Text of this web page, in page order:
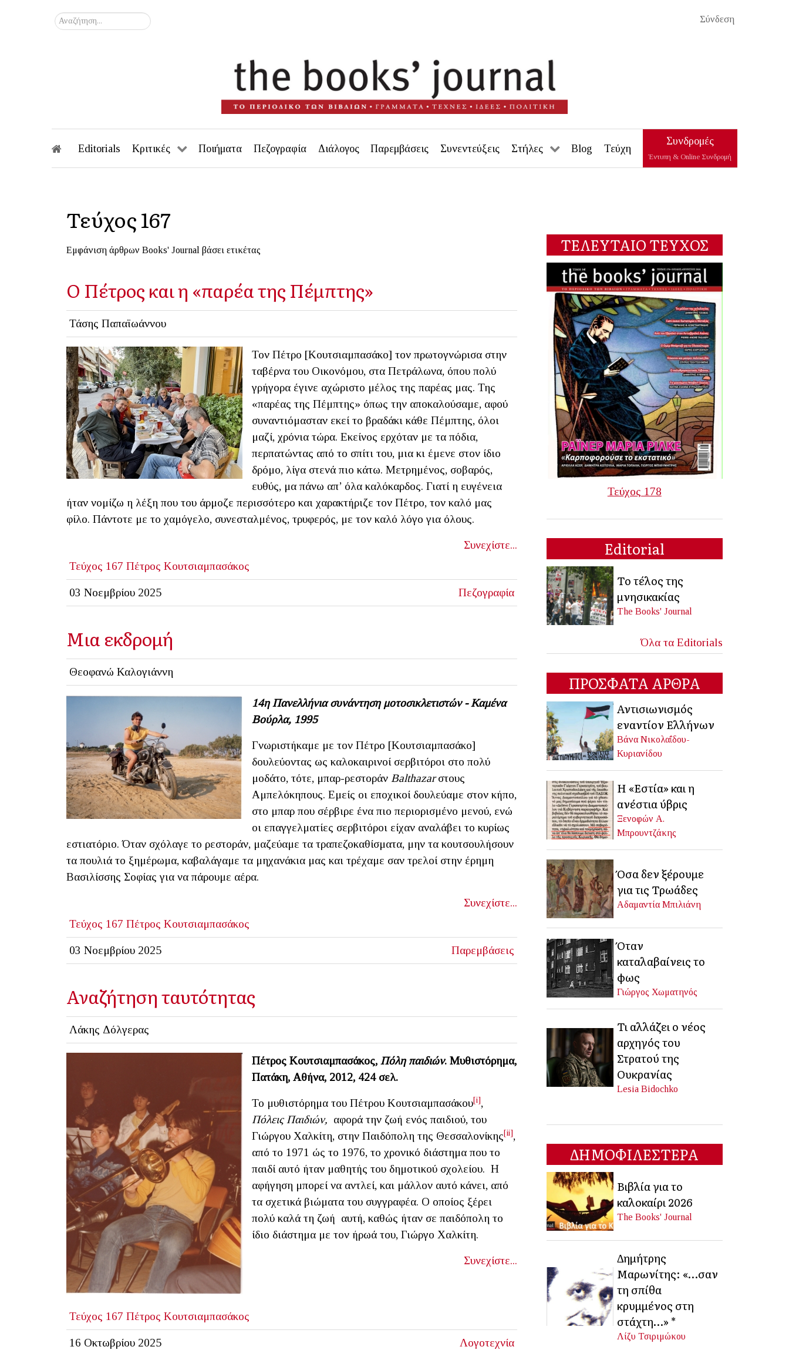
Σύνδεση
Αναζήτηση...
Editorials Κριτικές Ποιήματα Πεζογραφία Διάλογος Παρεμβάσεις Συνεντεύξεις Στήλες Blog Τεύχη
Συνδρομές
Έντυπη & Online Συνδρομή
Τεύχος 167
Εμφάνιση άρθρων Books' Journal βάσει ετικέτας
Ο Πέτρος και η «παρέα της Πέμπτης»
Τάσης Παπαϊωάννου
Τον Πέτρο [Κουτσιαμπασάκο] τον πρωτογνώρισα στην
ταβέρνα του Οικονόμου, στα Πετράλωνα, όπου πολύ
γρήγορα έγινε αχώριστο μέλος της παρέας μας. Της
«παρέας της Πέμπτης» όπως την αποκαλούσαμε, αφού
συναντιόμασταν εκεί το βραδάκι κάθε Πέμπτης, όλοι
μαζί, χρόνια τώρα. Εκείνος ερχόταν με τα πόδια,
περπατώντας από το σπίτι του, μια κι έμενε στον ίδιο
δρόμο, λίγα στενά πιο κάτω. Μετρημένος, σοβαρός,
ευθύς, μα πάνω απ’ όλα καλόκαρδος. Γιατί η ευγένεια
ήταν νομίζω η λέξη που του άρμοζε περισσότερο και χαρακτήριζε τον Πέτρο, τον καλό μας
φίλο. Πάντοτε με το χαμόγελο, συνεσταλμένος, τρυφερός, με τον καλό λόγο για όλους.
Συνεχίστε...
Τεύχος 167 Πέτρος Κουτσιαμπασάκος
03 Νοεμβρίου 2025 Πεζογραφία
Μια εκδρομή
Θεοφανώ Καλογιάννη
14η Πανελλήνια συνάντηση μοτοσικλετιστών - Καμένα
Βούρλα, 1995
Γνωριστήκαμε με τον Πέτρο [Κουτσιαμπασάκο]
δουλεύοντας ως καλοκαιρινοί σερβιτόροι στο πολύ
μοδάτο, τότε, μπαρ-ρεστοράν Balthazarστους
Αμπελόκηπους. Εμείς οι εποχικοί δουλεύαμε στον κήπο,
στο μπαρ που σέρβιρε ένα πιο περιορισμένο μενού, ενώ
οι επαγγελματίες σερβιτόροι είχαν αναλάβει το κυρίως
εστιατόριο. Όταν σχόλαγε το ρεστοράν, μαζεύαμε τα τραπεζοκαθίσματα, μην τα κουτσουλήσουν
τα πουλιά το ξημέρωμα, καβαλάγαμε τα μηχανάκια μας και τρέχαμε σαν τρελοί στην έρημη
Βασιλίσσης Σοφίας για να πάρουμε αέρα.
Συνεχίστε...
Τεύχος 167 Πέτρος Κουτσιαμπασάκος
03 Νοεμβρίου 2025 Παρεμβάσεις
Αναζήτηση ταυτότητας
Λάκης Δόλγερας
Πέτρος Κουτσιαμπασάκος, Πόλη παιδιών. Μυθιστόρημα,
Πατάκη, Αθήνα, 2012, 424 σελ.
Το μυθιστόρημα του Πέτρου Κουτσιαμπασάκου[i],
Πόλεις Παιδιών, αφορά την ζωή ενός παιδιού, του
Γιώργου Χαλκίτη, στην Παιδόπολη της Θεσσαλονίκης[ii],
από το 1971 ώς το 1976, το χρονικό διάστημα που το
παιδί αυτό ήταν μαθητής του δημοτικού σχολείου. Η
αφήγηση μπορεί να αντλεί, και μάλλον αυτό κάνει, από
τα σχετικά βιώματα του συγγραφέα. Ο οποίος ξέρει
πολύ καλά τη ζωή αυτή, καθώς ήταν σε παιδόπολη το
ίδιο διάστημα με τον ήρωά του, Γιώργο Χαλκίτη.
Συνεχίστε...
Τεύχος 167 Πέτρος Κουτσιαμπασάκος
16 Οκτωβρίου 2025 Λογοτεχνία
ΤΕΛΕΥΤΑΙΟ ΤΕΥΧΟΣ
Τεύχος 178
Editorial
Το τέλος της
μνησικακίας
The Books' Journal
Όλα τα Editorials
ΠΡΟΣΦΑΤΑ ΑΡΘΡΑ
Αντισιωνισμός
εναντίον Ελλήνων
Βάνα Νικολαΐδου-
Κυριανίδου
Η «Εστία» και η
ανέστια ύβρις
Ξενοφών Α.
Μπρουντζάκης
Όσα δεν ξέρουμε
για τις Τρωάδες
Αδαμαντία Μπιλιάνη
Όταν
καταλαβαίνεις το
φως
Γιώργος Χωματηνός
Τι αλλάζει ο νέος
αρχηγός του
Στρατού της
Ουκρανίας
Lesia Bidochko
ΔΗΜΟΦΙΛΕΣΤΕΡΑ
Βιβλία για το
καλοκαίρι 2026
The Books' Journal
Δημήτρης
Μαρωνίτης: «…σαν
τη σπίθα
κρυμμένος στη
στάχτη…» *
Λίζυ Τσιριμώκου